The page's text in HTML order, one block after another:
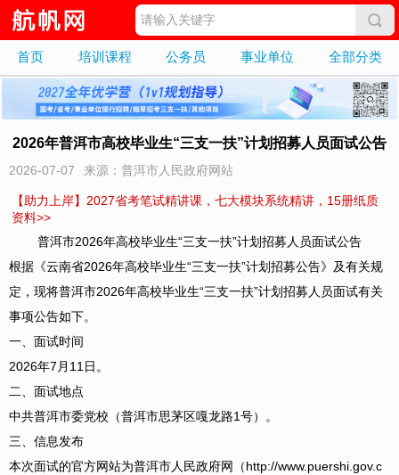
首页 培训课程 公务员 事业单位 全部分类
2026年普洱市高校毕业生“三支一扶”计划招募人员面试公告
2026-07-07 来源：普洱市人民政府网站
【助力上岸】2027省考笔试精讲课，七大模块系统精讲，15册纸质
资料>>
普洱市2026年高校毕业生“三支一扶”计划招募人员面试公告
根据《云南省2026年高校毕业生“三支一扶”计划招募公告》及有关规
定，现将普洱市2026年高校毕业生“三支一扶”计划招募人员面试有关
事项公告如下。
一、面试时间
2026年7月11日。
二、面试地点
中共普洱市委党校（普洱市思茅区嘎龙路1号）。
三、信息发布
本次面试的官方网站为普洱市人民政府网（http://www.puershi.gov.c